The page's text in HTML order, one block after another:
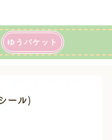
ゆうパケット